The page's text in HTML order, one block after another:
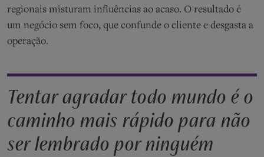
regionais misturam influências ao acaso. O resultado é
um negócio sem foco, que confunde o cliente e desgasta a
operação.
Tentar agradar todo mundo é o
caminho mais rápido para não
ser lembrado por ninguém